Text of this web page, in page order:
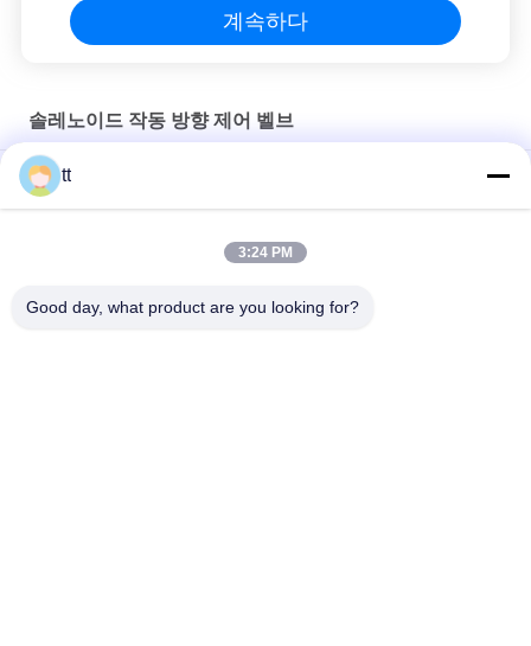
adjustment is smooth, and finding that sweet
spot makes all the difference. No more eye
4's visual clarity is fantastic once you dial in the
the difference. No more eye strain during long
sessions. Highly r
계속하다
솔레노이드 작동 방향 제어 벨브
PSV 유압 부하 민감한 멀티 방향 제어 밸브 PSV
벨브 G1/8" G1/4"
tt
3:24 PM
Good day, what product are you looking for?